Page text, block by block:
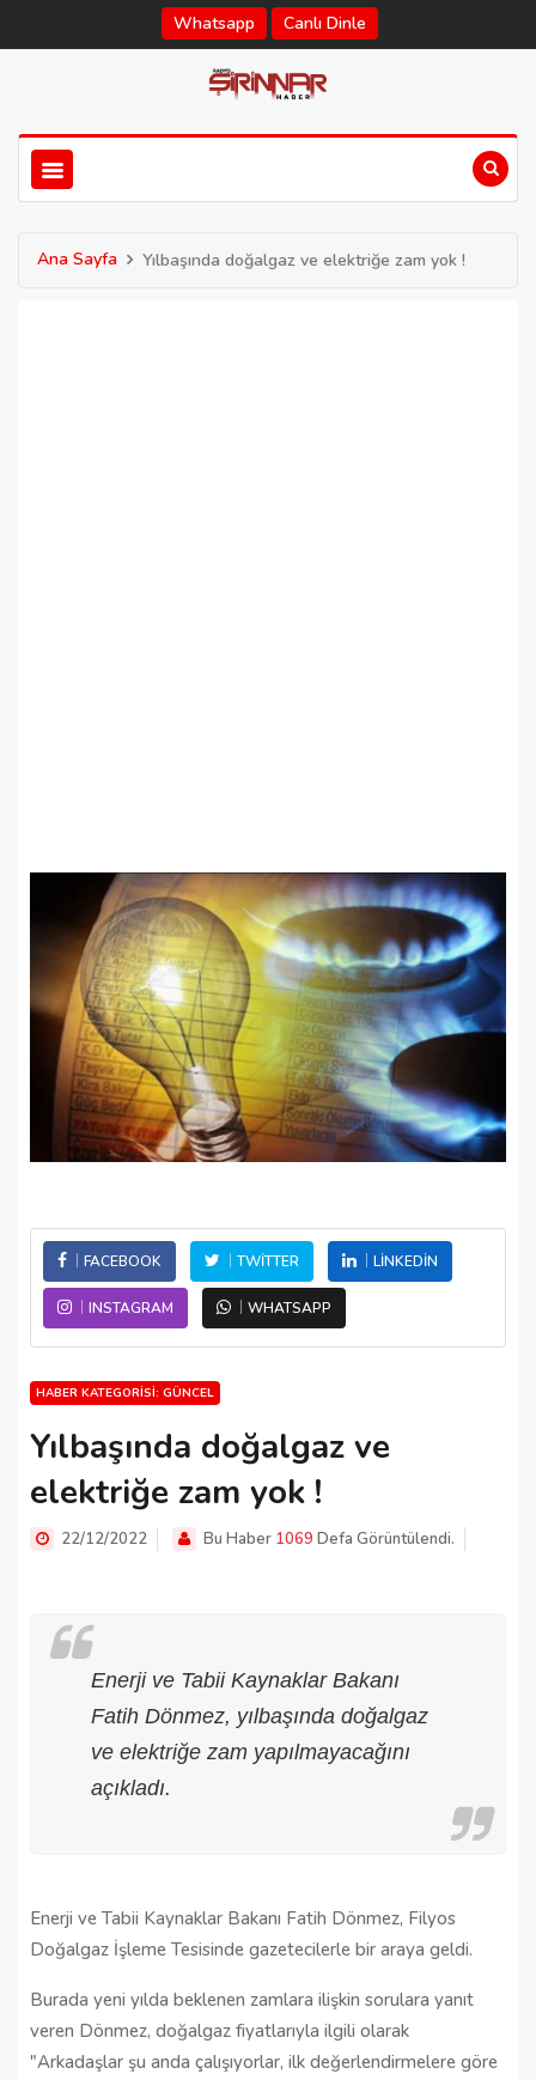
Whatsapp Canlı Dinle
Ana Sayfa Yılbaşında doğalgaz ve elektriğe zam yok !
FACEBOOK TWITTER LINKEDIN
INSTAGRAM WHATSAPP
HABER KATEGORISI: GÜNCEL
Yılbaşında doğalgaz ve
elektriğe zam yok !
22/12/2022 Bu Haber 1069 Defa Görüntülendi.
Enerji ve Tabii Kaynaklar Bakanı
Fatih Dönmez, yılbaşında doğalgaz
ve elektriğe zam yapılmayacağını
açıkladı.
Enerji ve Tabii Kaynaklar Bakanı Fatih Dönmez, Filyos
Doğalgaz İşleme Tesisinde gazetecilerle bir araya geldi.
Burada yeni yılda beklenen zamlara ilişkin sorulara yanıt
veren Dönmez, doğalgaz fiyatlarıyla ilgili olarak
"Arkadaşlar şu anda çalışıyorlar, ilk değerlendirmelere göre